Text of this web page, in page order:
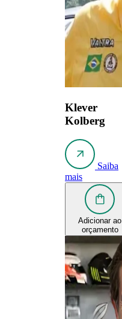
Klever
Kolberg
Saiba
mais
Adicionar ao
orçamento